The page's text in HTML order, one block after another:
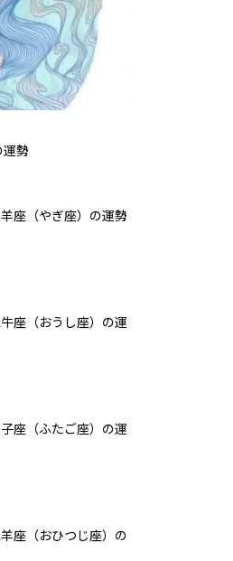
運勢
座（やぎ座）の運勢
座（おうし座）の運
座（ふたご座）の運
座（おひつじ座）の